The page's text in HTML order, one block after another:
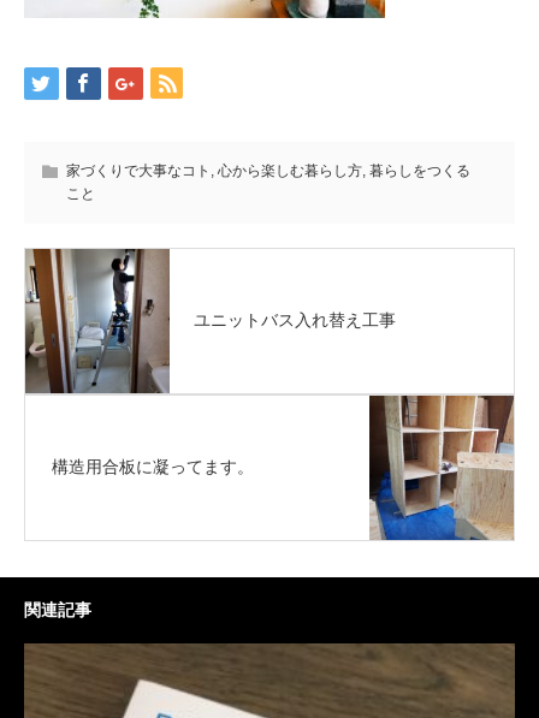
家づくりで大事なコト , 心から楽しむ暮らし方, 暮らしをつくる
こと
ユニットバス入れ替え工事
構造用合板に凝ってます。
関連記事